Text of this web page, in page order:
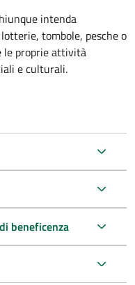
intenda
tombole, pesche o
le proprie attività
e culturali.
beneficenza